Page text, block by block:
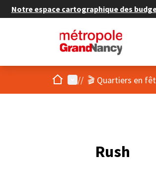
Notre espace cartographique des
AccueilMenu principal
// 🎬 Quartiers en
Rush